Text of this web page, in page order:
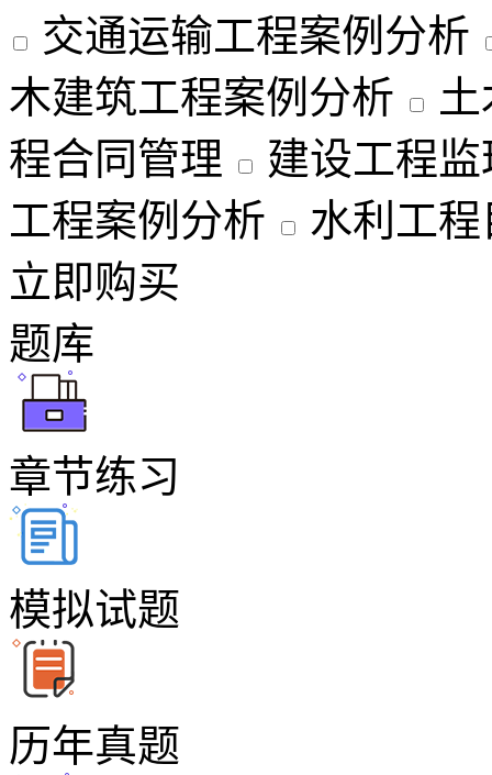
交通运输工程案例分析
木建筑工程案例分析
程合同管理
建设工程
工程案例分析
水利工
立即购买
题库
章节练习
模拟试题
历年真题